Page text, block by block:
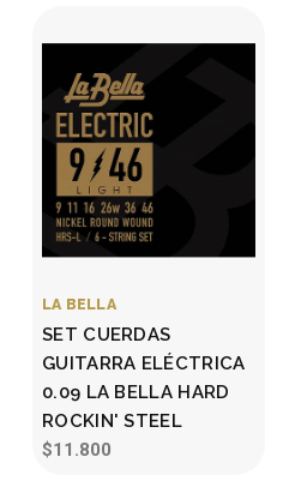
LA BELLA
SET CUERDAS
GUITARRA ELÉCTRICA
0.09 LA BELLA HARD
ROCKIN' STEEL
$11.800